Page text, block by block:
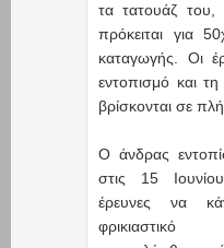
τα τατουάζ του,
πρόκειται για
καταγωγής. Οι
εντοπισμό και
βρίσκονται σε
Ο άνδρας
στις 15
έρευνες να